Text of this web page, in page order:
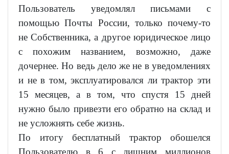
Пользователь уведомлял письмами с
помощью Почты России, только почему-то
не Собственника, а другое юридическое лицо
с похожим названием, возможно, даже
дочернее. Но ведь дело же не в уведомлениях
и не в том, эксплуатировался ли трактор эти
15 месяцев, а в том, что спустя 15 дней
нужно было привезти его обратно на склад и
не усложнять себе жизнь.
По итогу бесплатный трактор обошелся
Пользователю в 6 с лишним миллионов